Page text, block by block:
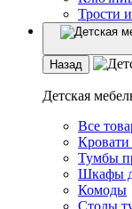
Трости
Назад
Детская
Все
Тумбы
Шкафы
Комоды
Столы